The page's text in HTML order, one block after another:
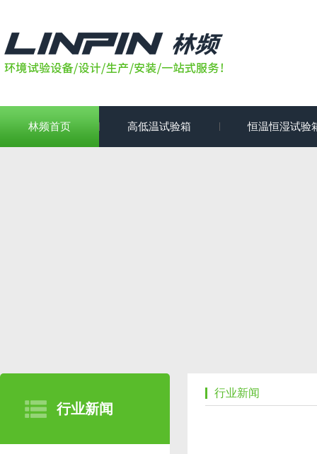
林频首页 高低温试验箱 恒温恒湿试验
行业新闻
行业新闻